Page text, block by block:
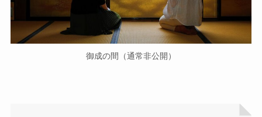
御成の間（通常非公開）